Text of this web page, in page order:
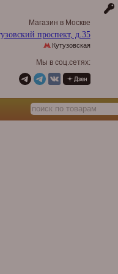
Магазин в Москве
проспект, д.35
Кутузовская
Мы в соц.сетях: